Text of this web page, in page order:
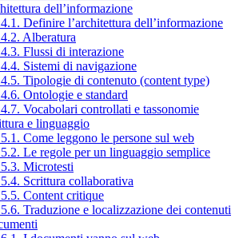
dell’informazione
Definire l’architettura dell’informazione
Alberatura
Flussi di interazione
Sistemi di navigazione
Tipologie di contenuto (content type)
Ontologie e standard
Vocabolari controllati e tassonomie
e linguaggio
Come leggono le persone sul web
Le regole per un linguaggio semplice
Microtesti
Scrittura collaborativa
Content critique
Traduzione e localizzazione dei contenuti